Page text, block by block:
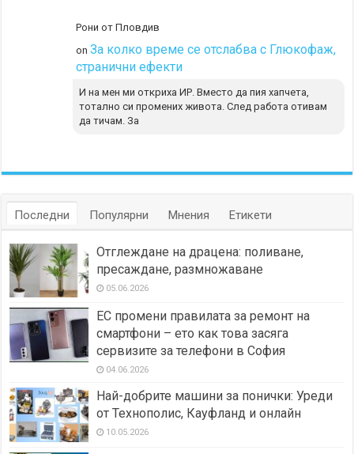
Рони от Пловдив
onЗа колко време се отслабва с Глюкофаж,
странични ефекти
И на мен ми откриха ИР. Вместо да пия хапчета,
тотално си промених живота. След работа отивам
да тичам. За
Последни Популярни Мнения Етикети
Отглеждане на драцена: поливане,
пресаждане, размножаване
05.06.2026
ЕС промени правилата за ремонт на
смартфони – ето как това засяга
сервизите за телефони в София
04.06.2026
Най-добрите машини за понички: Уреди
от Технополис, Кауфланд и онлайн
10.05.2026